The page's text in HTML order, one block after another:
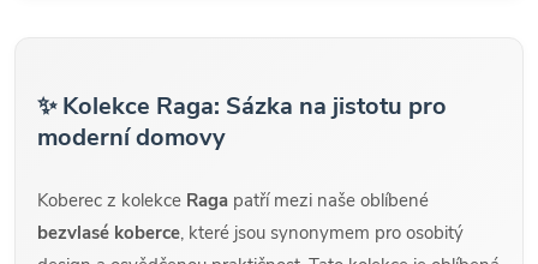
✨ Kolekce Raga: Sázka na jistotu pro
moderní domovy
Koberec z kolekce Raga patří mezi naše oblíbené
bezvlasé koberce, které jsou synonymem pro osobitý